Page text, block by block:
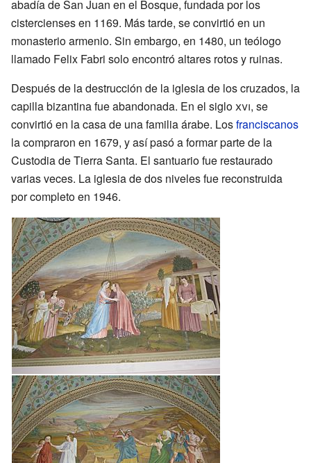
abadía de San Juan en el Bosque, fundada por los
cistercienses en 1169. Más tarde, se convirtió en un
monasterio armenio. Sin embargo, en 1480, un teólogo
llamado Felix Fabri solo encontró altares rotos y ruinas.
Después de la destrucción de la iglesia de los cruzados, la
capilla bizantina fue abandonada. En el sigloxvi, se
convirtió en la casa de una familia árabe. Losfranciscanos
la compraron en 1679, y así pasó a formar parte de la
Custodia de Tierra Santa. El santuario fue restaurado
varias veces. La iglesia de dos niveles fue reconstruida
por completo en 1946.